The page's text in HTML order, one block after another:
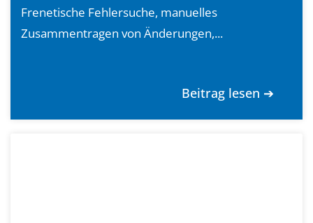
Frenetische Fehlersuche, manuelles
Zusammentragen von Änderungen,...
Beitrag lesen ➔